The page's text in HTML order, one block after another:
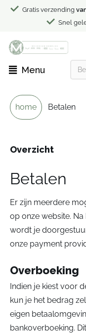
Gratis verzending
Snel
Menu
home Betalen
Overzicht
Betalen
Er zijn meerdere
op onze website.
wordt je
onze payment
Overboeking
Indien je kiest voor
kun je het bedrag
eigen
bankoverboeking.